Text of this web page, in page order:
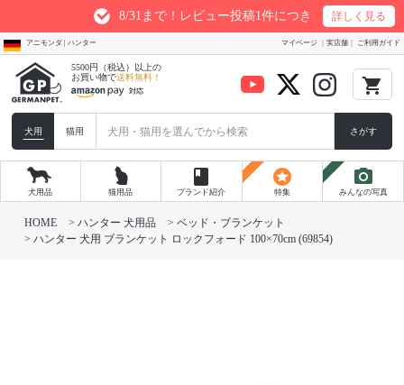
8/31まで！レビュー投稿1件につき最大200ptプレゼン
詳しく見る
アニモンダ | ハンター マイページ 実店舗 ご利用ガイド
5500円（税込）以上の
お買い物で送料無料！ local_grocery_store
犬用 猫用 さがす
犬用品 猫用品
book
ブランド紹介
stars
特集
photo_camera
みんなの写真
HOME ハンター 犬用品
ベッド・ブランケット
ハンター 犬用 ブランケット ロックフォード 100×70cm (69854)